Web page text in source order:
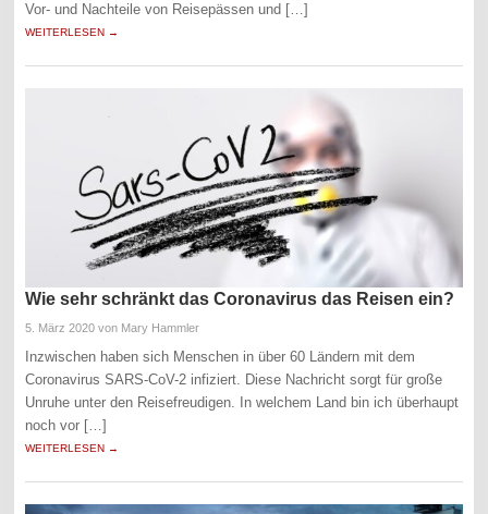
Vor- und Nachteile von Reisepässen und […]
WEITERLESEN →
Wie sehr schränkt das Coronavirus das Reisen ein?
5. März 2020 von Mary Hammler
Inzwischen haben sich Menschen in über 60 Ländern mit dem
Coronavirus SARS-CoV-2 infiziert. Diese Nachricht sorgt für große
Unruhe unter den Reisefreudigen. In welchem Land bin ich überhaupt
noch vor […]
WEITERLESEN →